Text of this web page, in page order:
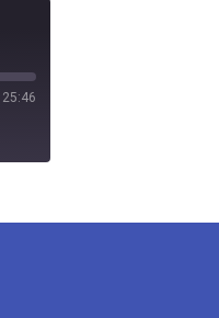
25:46